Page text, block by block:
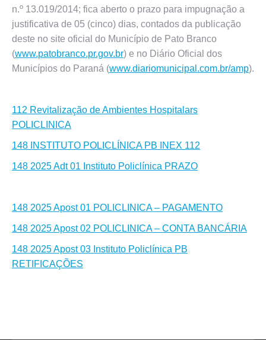
n.º 13.019/2014; fica aberto o prazo para impugnação a
justificativa de 05 (cinco) dias, contados da publicação
deste no site oficial do Município de Pato Branco
(www.patobranco.pr.gov.br) e no Diário Oficial dos
Municípios do Paraná (www.diariomunicipal.com.br/amp).
112 Revitalização de Ambientes Hospitalars
POLICLINICA
148 INSTITUTO POLICLÍNICA PB INEX 112
148 2025 Adt 01 Instituto Policlínica PRAZO
148 2025 Apost 01 POLICLINICA – PAGAMENTO
148 2025 Apost 02 POLICLINICA – CONTA BANCÁRIA
148 2025 Apost 03 Instituto Policlínica PB
RETIFICAÇÕES